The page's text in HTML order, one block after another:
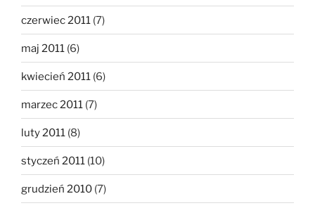
czerwiec 2011 (7)
maj 2011 (6)
kwiecień 2011 (6)
marzec 2011 (7)
luty 2011 (8)
styczeń 2011 (10)
grudzień 2010 (7)